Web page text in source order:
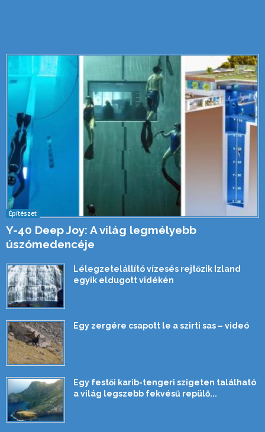
Építészet
Y-40 Deep Joy: A világ legmélyebb
úszómedencéje
Lélegzetelállító vízesés rejtőzik Izland
egyik eldugott vidékén
Egy zergére csapott le a szirti sas – videó
Egy festői karib-tengeri szigeten található
a világ legszebb fekvésű repülő...